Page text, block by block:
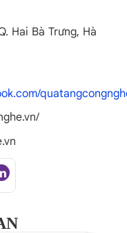
Hai Bà Trưng, Hà